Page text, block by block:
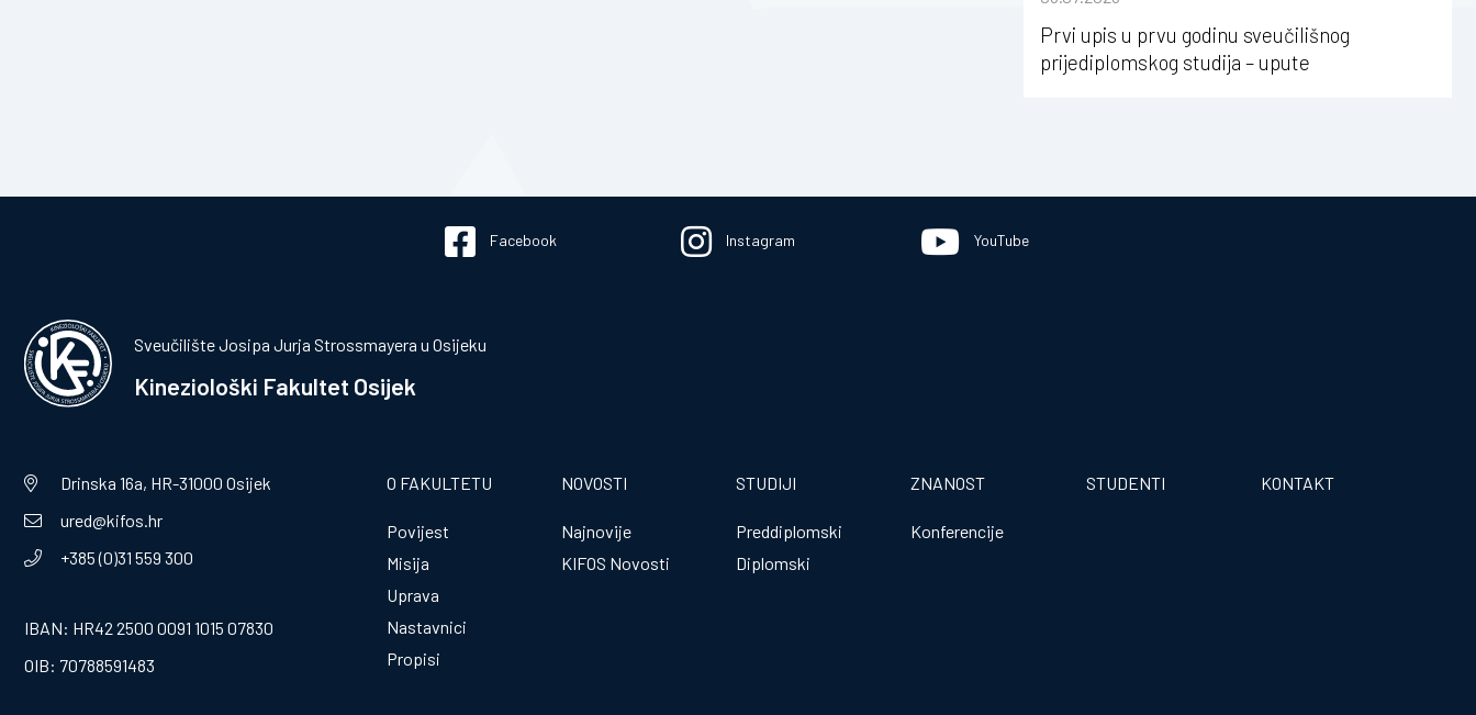
Strossmayera u Osijeku
Prvi upis u prvu godinu sveučilišnog
prijediplomskog studija – upute
Facebook Instagram YouTube
Sveučilište Josipa Jurja Strossmayera u Osijeku
Kineziološki Fakultet Osijek
Drinska 16a, HR-31000 Osijek
ured@kifos.hr
+385 (0)31 559 300
IBAN: HR42 2500 0091 1015 07830
OIB: 70788591483
O FAKULTETU
Povijest
Misija
Uprava
Nastavnici
Propisi
NOVOSTI
Najnovije
KIFOS Novosti
STUDIJI
Preddiplomski
Diplomski
ZNANOST
Konferencije
STUDENTI KONTAKT